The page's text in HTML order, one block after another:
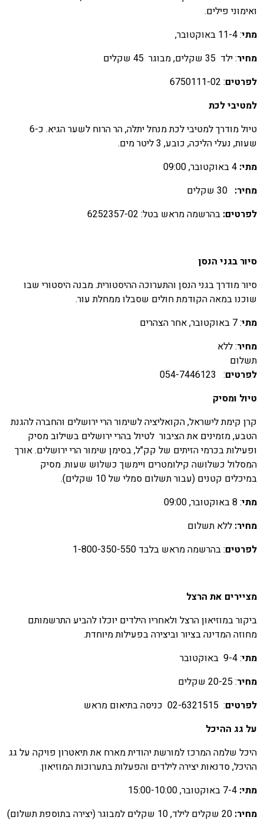
פילים.
: 11-4 באוקטובר,
: ילד 35 שקלים, מבוגר 45 שקלים
: 6750111-02
לכת
טיול מודרך למטיבי לכת מנחל יתלה, הר הרוח לשער הגיא. כ-6
נעלי הליכה, כובע, 3 ליטר מים.
4 באוקטובר, 09:00
30 שקלים
בהרשמה מראש בטל: 6252357-02
בגני הנסן
מודרך בגני הנסן והתערוכה ההיסטורית. מבנה היסטורי שבו
במאה הקודמת חולים שסבלו ממחלת עור.
: 7 באוקטובר, אחר הצהרים
: ללא
: 054-7446123
ומסיק
קימת לישראל, הקואליציה לשימור הרי ירושלים והחברה להגנת
מזמינים את הציבור לטיול בהרי ירושלים בשילוב מסיק
בכרמי הזיתים של קק"ל, בסימן שימור הרי ירושלים. אורך
כשלושה קילומטרים ויימשך כשלוש שעות. מסיק
קטנים (עבור תשלום סמלי של 10 שקלים).
: 8 באוקטובר, 09:00
ללא תשלום
: בהרשמה מראש בלבד 1-800-350-550
אתהרצל
במוזיאון הרצל ולאחריו הילדים יוכלו להביע התרשמותם
המדינה בציור וביצירה בפעילות מיוחדת.
: 9-4 באוקטובר
: 20-25 שקלים
: 02-6321515 כניסה בתיאום מראש
גג ההיכל
שלמה המרכז למורשת יהודית מארח את תיאטרון פויקה על גג
סדנאות יצירה לילדים והפעלות בתערוכות המוזיאון.
7-4 באוקטובר, 15:00-10:00
20 שקלים לילד, 10 שקלים למבוגר (יצירה בתוספת תשלום)